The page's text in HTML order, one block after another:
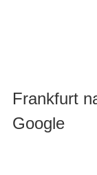
Frankfurt
Google